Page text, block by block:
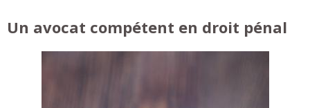
Un avocat compétent en droit pénal